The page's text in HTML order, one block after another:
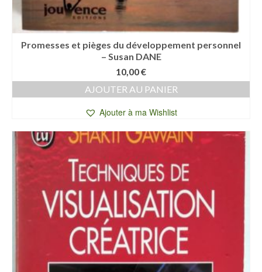
Promesses et pièges du développement personnel
– Susan DANE
10,00€
AJOUTER AU PANIER
Ajouter à ma Wishlist